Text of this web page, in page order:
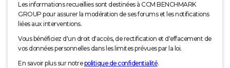
Les informations recueillies sont destinées à CCM BENCHMARK
GROUP pour assurer la modération de ses forums et les notifications
liées aux interventions.
Vous bénéficiez d'un droit d'accès, de rectification et d'effacement de
vos données personnelles dans les limites prévues par la loi.
En savoir plus sur notrepolitique de confidentialité.